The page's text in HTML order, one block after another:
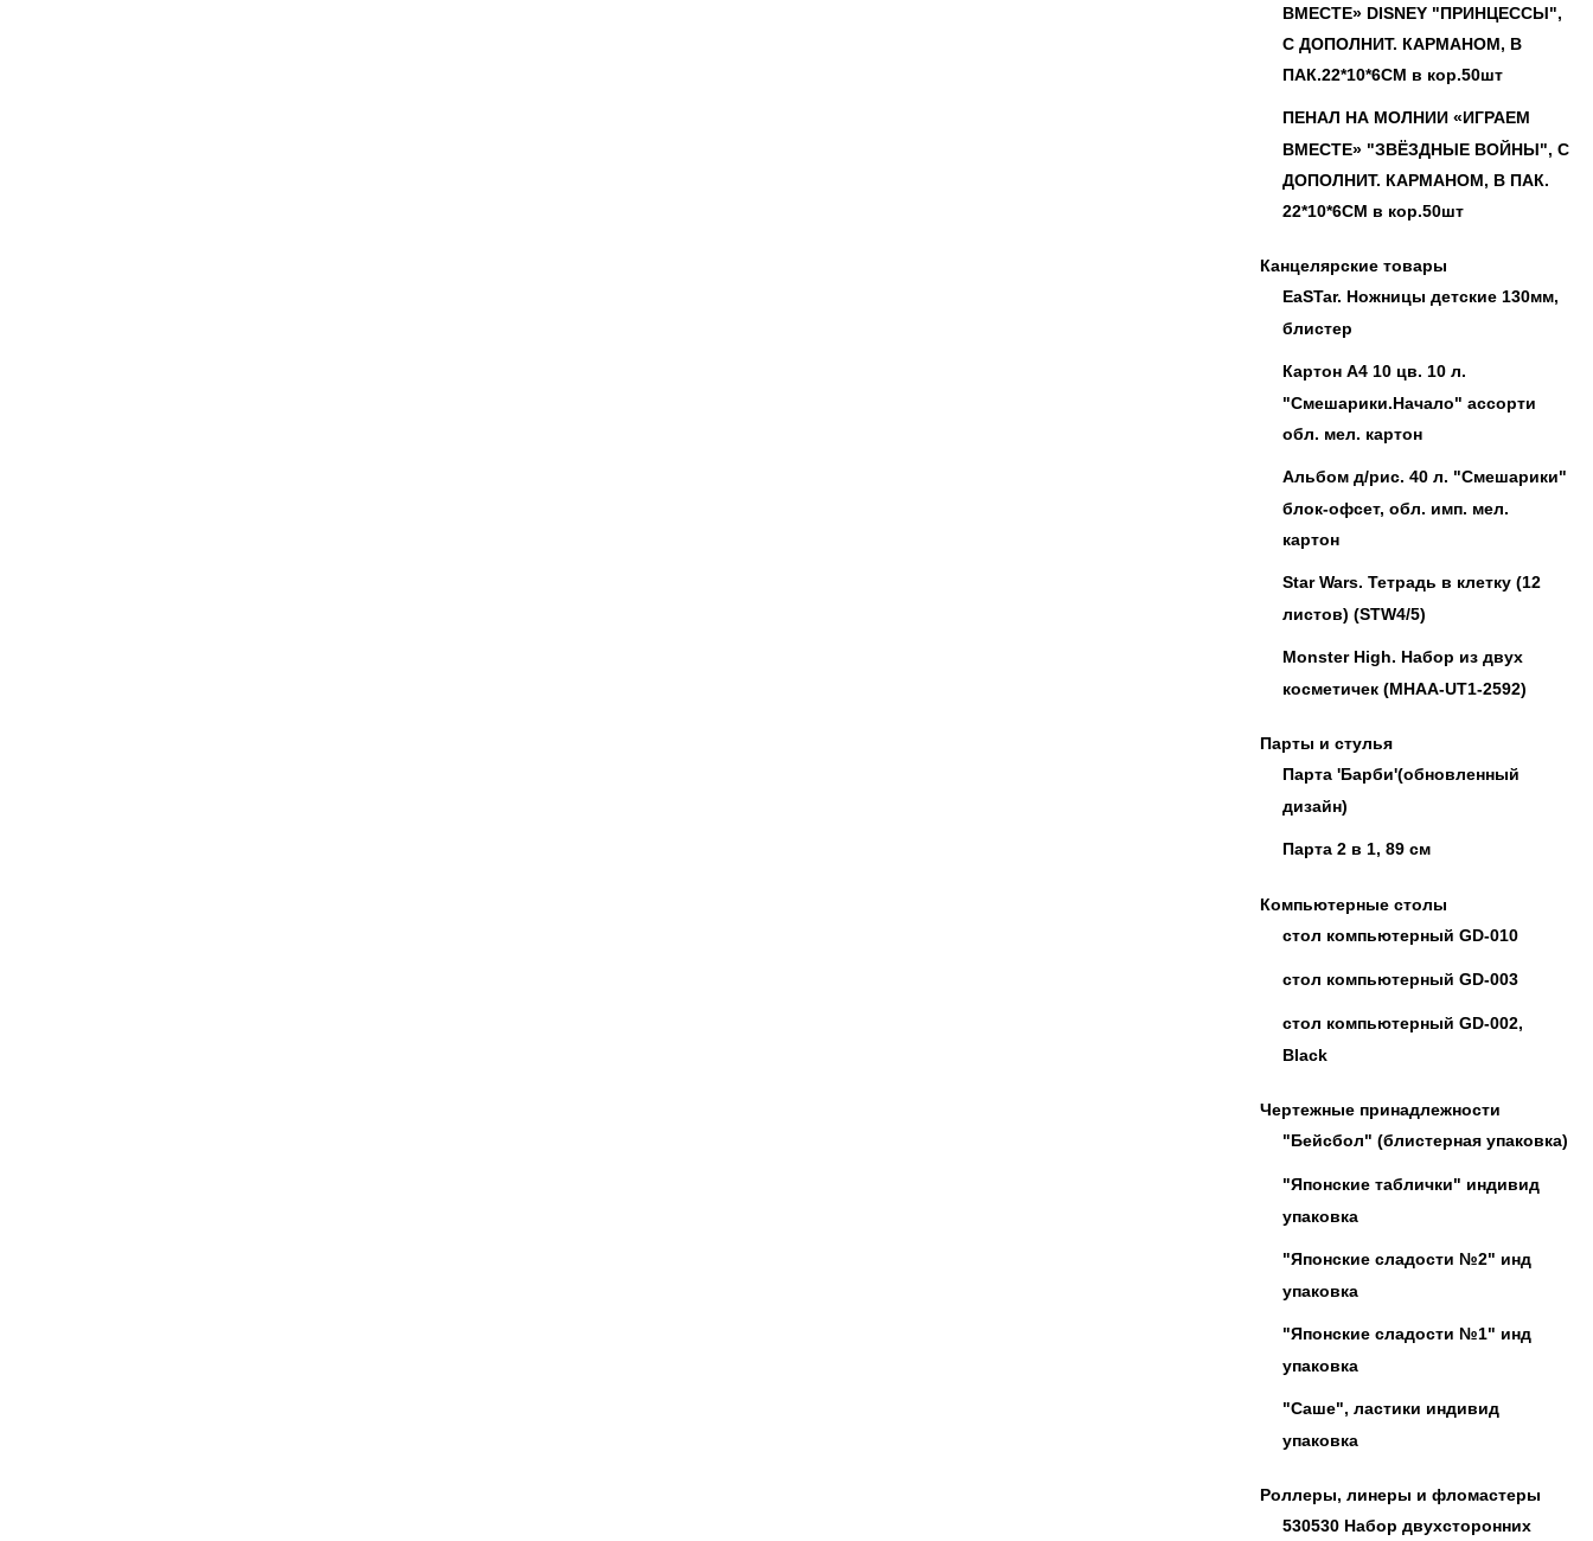
ВМЕСТЕ» DISNEY "ПРИНЦЕССЫ",
С ДОПОЛНИТ. КАРМАНОМ, В
ПАК.22*10*6СМ в кор.50шт
ПЕНАЛ НА МОЛНИИ «ИГРАЕМ
ВМЕСТЕ» "ЗВЁЗДНЫЕ ВОЙНЫ", С
ДОПОЛНИТ. КАРМАНОМ, В ПАК.
22*10*6СМ в кор.50шт
Канцелярские товары
EaSTar. Ножницы детские 130мм,
блистер
Картон А4 10 цв. 10 л.
"Смешарики.Начало" ассорти
обл. мел. картон
Альбом д/рис. 40 л. "Смешарики"
блок-офсет, обл. имп. мел.
картон
Star Wars. Тетрадь в клетку (12
листов) (STW4/5)
Monster High. Набор из двух
косметичек (MHAA-UT1-2592)
Парты и стулья
Парта 'Барби'(обновленный
дизайн)
Парта 2 в 1, 89 см
Компьютерные столы
стол компьютерный GD-010
стол компьютерный GD-003
стол компьютерный GD-002,
Black
Чертежные принадлежности
"Бейсбол" (блистерная упаковка)
"Японские таблички" индивид
упаковка
"Японские сладости №2" инд
упаковка
"Японские сладости №1" инд
упаковка
"Саше", ластики индивид
упаковка
Роллеры, линеры и фломастеры
530530 Набор двухсторонних